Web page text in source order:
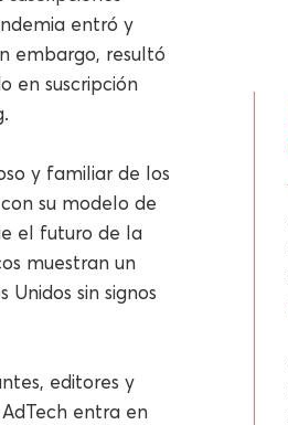
entró y
embargo, resultó
en suscripción
y familiar de los
su modelo de
el futuro de la
muestran un
Unidos sin signos
editores y
entra en